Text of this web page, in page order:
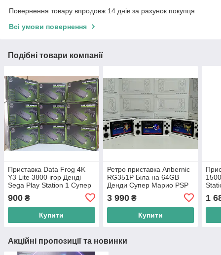
Повернення товару впродовж 14 днів за рахунок покупця
Всі умови повернення
Подібні товари компанії
Приставка Data Frog 4K
Y3 Lite 3800 ігор Денді
Sega Play Station 1 Супер
Маріо Танчики Dendy Atari
Mortal Komba
900 ₴
Купити
Ретро приставка Anbernic
RG351P Біла на 64GB
Денди Супер Марио PSP
Kombat Соник Танчик
3 990₴
Купити
1
Акційні пропозиції та новинки